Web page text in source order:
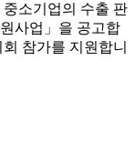
소기업의 수출 판
사업」을 공고합
참가를 지원합니